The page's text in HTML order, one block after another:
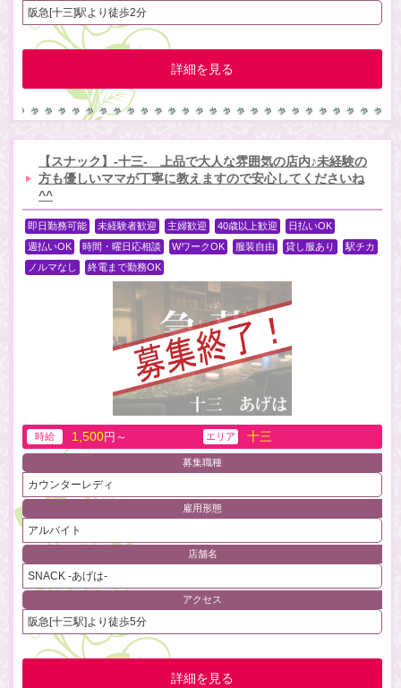
阪急[十三]駅より徒歩2分
詳細を見る
【スナック】-十三- 上品で大人な雰囲気の店内♪未経験の
方も優しいママが丁寧に教えますので安心してくださいね
^^
即日勤務可能 未経験者歓迎 主婦歓迎 40歳以上歓迎
日払いOK
週払いOK
時間・曜日応相談 WワークOK 服装自由 貸し服あり
駅チカ
ノルマなし
終電まで勤務OK
時給 1,500円～ エリア 十三
募集職種
カウンターレディ
雇用形態
アルバイト
店舗名
SNACK -あげは-
アクセス
阪急[十三駅]より徒歩5分
詳細を見る